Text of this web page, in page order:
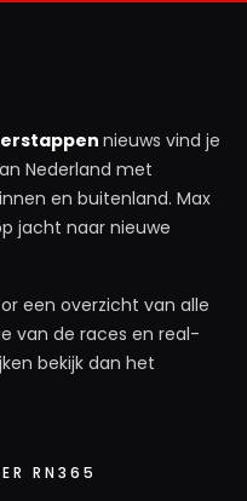
nieuws vind je
Nederland met
en buitenland. Max
jacht naar nieuwe
een overzicht van alle
van de races en real-
bekijk dan het
RN365